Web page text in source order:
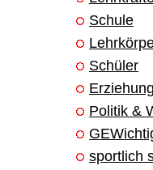
Schule
Schüler
Erziehung
Politik &
sportlich